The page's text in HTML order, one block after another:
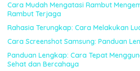
Cara Mudah Mengatasi Rambut
Rambut Terjaga
Rahasia Terungkap: Cara Melakukan
Cara Screenshot Samsung: Panduan
Panduan Lengkap: Cara Tepat
Sehat dan Bercahaya